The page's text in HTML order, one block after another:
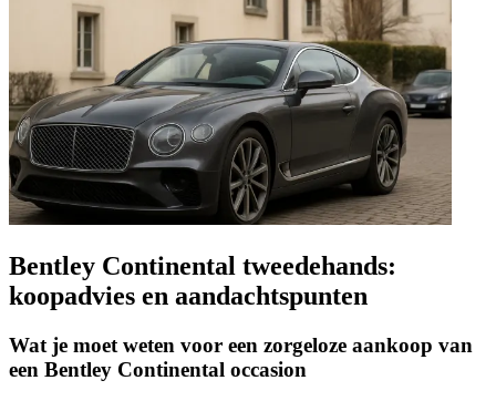
Bentley Continental tweedehands:
koopadvies en aandachtspunten
Wat je moet weten voor een zorgeloze aankoop van
een Bentley Continental occasion